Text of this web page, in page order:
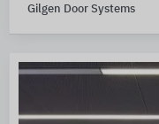
Gilgen Door Systems